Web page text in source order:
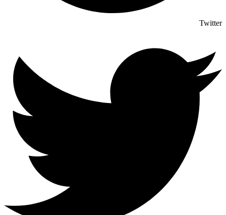
Twitter